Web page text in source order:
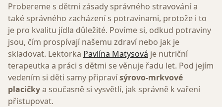
Probereme s dětmi zásady správného stravování a
také správného zacházení s potravinami, protože i to
je pro kvalitu jídla důležité. Povíme si, odkud potraviny
jsou, čím prospívají našemu zdraví nebo jak je
skladovat. Lektorka Pavlína Matysová je nutriční
terapeutka a práci s dětmi se věnuje řadu let. Pod jejím
vedením si děti samy připravísýrovo-mrkvové
placičkya současně si vysvětlí, jak správně k vaření
přistupovat.